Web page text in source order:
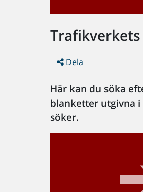
Dela
Här kan du söka
blanketter utgivna
söker.